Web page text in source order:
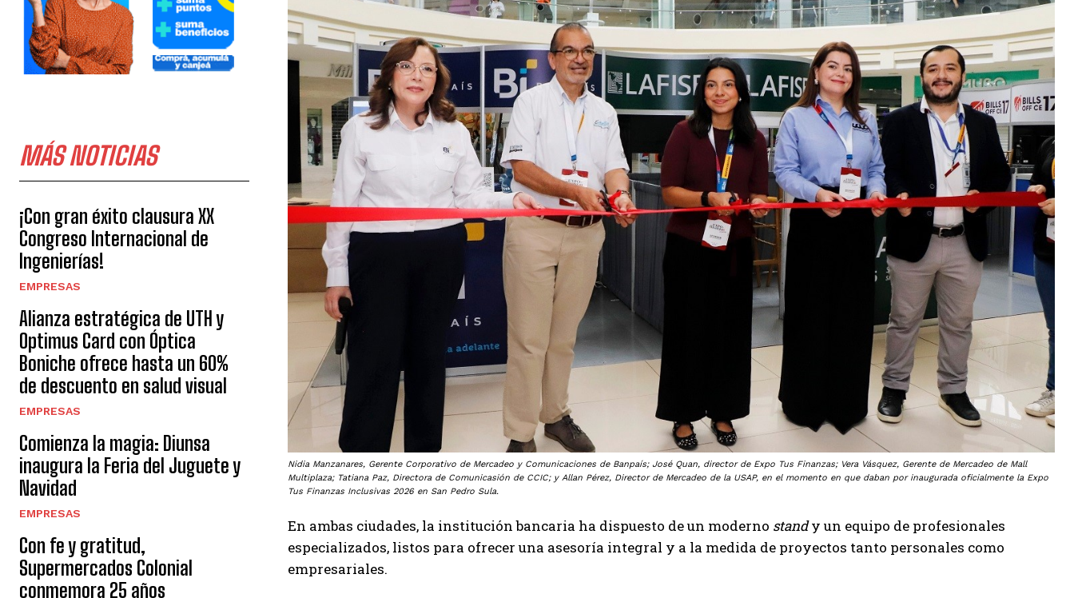
MÁS NOTICIAS
¡Con gran éxito clausura XX
Congreso Internacional de
Ingenierías!
EMPRESAS
Alianza estratégica de UTH y
Optimus Card con Óptica
Boniche ofrece hasta un 60%
de descuento en salud visual
EMPRESAS
Comienza la magia: Diunsa
inaugura la Feria del Juguete y
Navidad
EMPRESAS
Con fe y gratitud,
Supermercados Colonial
conmemora 25 años
Nidia Manzanares, Gerente Corporativo de Mercadeo y Comunicaciones de Banpaís; José Quan, director de Expo Tus Finanzas; Vera Vásquez, Gerente de Mercadeo de Mall
Multiplaza; Tatiana Paz, Directora de Comunicasión de CCIC; y Allan Pérez, Director de Mercadeo de la USAP, en el momento en que daban por inaugurada oficialmente la Expo
Tus Finanzas Inclusivas 2026 en San Pedro Sula.
En ambas ciudades, la institución bancaria ha dispuesto de un moderno standy un equipo de profesionales
especializados, listos para ofrecer una asesoría integral y a la medida de proyectos tanto personales como
empresariales.